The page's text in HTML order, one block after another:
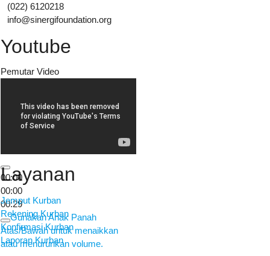
(022) 6120218
info@sinergifoundation.org
Youtube
Pemutar Video
00:00
00:00
00:29
Gunakan Anak Panah
Atas/Bawah untuk menaikkan
atau menurunkan volume.
Layanan
Jemput Kurban
Rekening Kurban
Konfirmasi Kurban
Laporan Kurban